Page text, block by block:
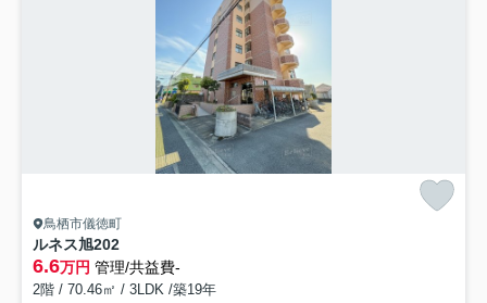
鳥栖市儀徳町
ルネス旭202
6.6万円 管理/共益費-
2階 / 70.46㎡ / 3LDK /築19年